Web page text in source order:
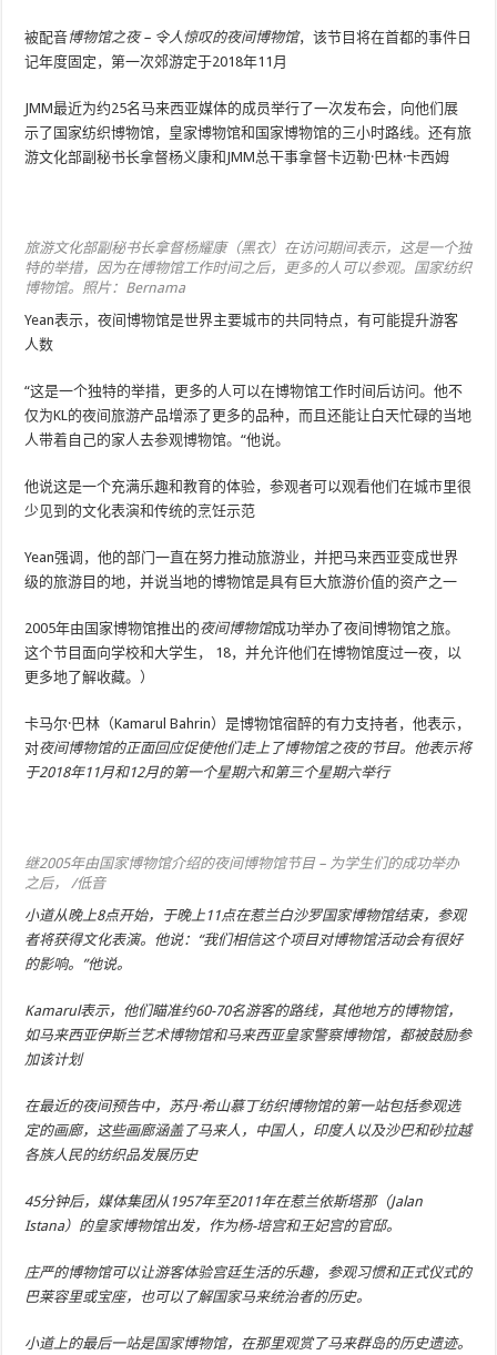
被配音博物馆之夜 – 令人惊叹的夜间博物馆，该节目将在首都的事件日
记年度固定，第一次郊游定于2018年11月
JMM最近为约25名马来西亚媒体的成员举行了一次发布会，向他们展
示了国家纺织博物馆，皇家博物馆和国家博物馆的三小时路线。还有旅
游文化部副秘书长拿督杨义康和JMM总干事拿督卡迈勒·巴林·卡西姆
旅游文化部副秘书长拿督杨耀康（黑衣）在访问期间表示，这是一个独
特的举措，因为在博物馆工作时间之后，更多的人可以参观。国家纺织
博物馆。照片：Bernama
Yean表示，夜间博物馆是世界主要城市的共同特点，有可能提升游客
人数
“这是一个独特的举措，更多的人可以在博物馆工作时间后访问。他不
仅为KL的夜间旅游产品增添了更多的品种，而且还能让白天忙碌的当地
人带着自己的家人去参观博物馆。“他说。
他说这是一个充满乐趣和教育的体验，参观者可以观看他们在城市里很
少见到的文化表演和传统的烹饪示范
Yean强调，他的部门一直在努力推动旅游业，并把马来西亚变成世界
级的旅游目的地，并说当地的博物馆是具有巨大旅游价值的资产之一
2005年由国家博物馆推出的夜间博物馆成功举办了夜间博物馆之旅。
这个节目面向学校和大学生， 18，并允许他们在博物馆度过一夜，以
更多地了解收藏。）
卡马尔·巴林（Kamarul Bahrin）是博物馆宿醉的有力支持者，他表示，
对夜间博物馆的正面回应促使他们走上了博物馆之夜的节目。他表示将
于2018年11月和12月的第一个星期六和第三个星期六举行
继2005年由国家博物馆介绍的夜间博物馆节目 – 为学生们的成功举办
之后， /低音
小道从晚上8点开始，于晚上11点在惹兰白沙罗国家博物馆结束，参观
者将获得文化表演。他说：“我们相信这个项目对博物馆活动会有很好
的影响。”他说。
Kamarul表示，他们瞄准约60-70名游客的路线，其他地方的博物馆，
如马来西亚伊斯兰艺术博物馆和马来西亚皇家警察博物馆，都被鼓励参
加该计划
在最近的夜间预告中，苏丹·希山慕丁纺织博物馆的第一站包括参观选
定的画廊，这些画廊涵盖了马来人，中国人，印度人以及沙巴和砂拉越
各族人民的纺织品发展历史
45分钟后，媒体集团从1957年至2011年在惹兰依斯塔那（Jalan
Istana）的皇家博物馆出发，作为杨-培宫和王妃宫的官邸。
庄严的博物馆可以让游客体验宫廷生活的乐趣，参观习惯和正式仪式的
巴莱容里或宝座，也可以了解国家马来统治者的历史。
小道上的最后一站是国家博物馆，在那里观赏了马来群岛的历史遗迹。